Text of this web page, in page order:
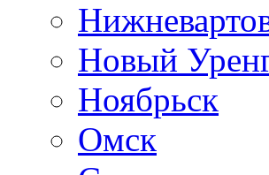
Новый
Ноябрьск
Омск